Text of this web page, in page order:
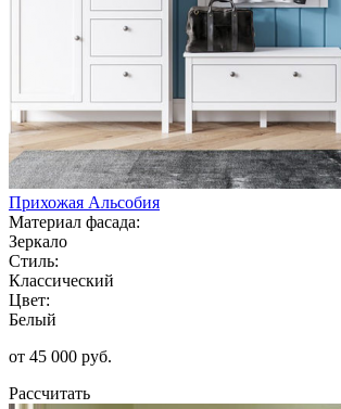
Прихожая Альсобия
Материал фасада:
Зеркало
Стиль:
Классический
Цвет:
Белый
от 45 000 руб.
Рассчитать